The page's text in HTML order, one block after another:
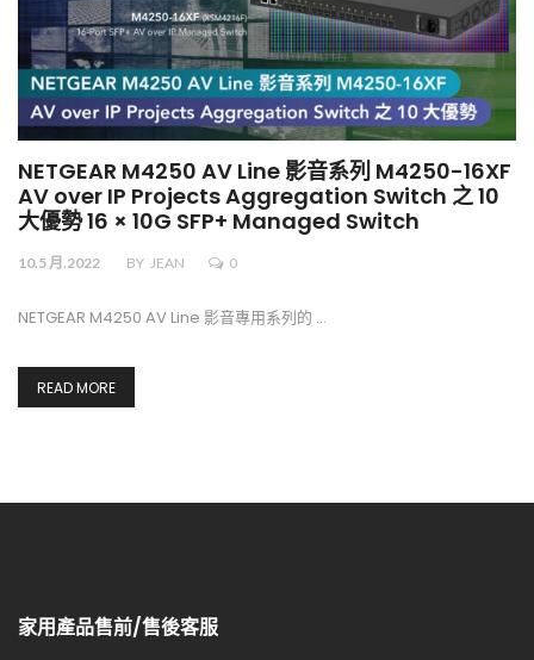
NETGEAR M4250 AV Line 影音系列 M4250-16XF
AV over IP Projects Aggregation Switch 之 10
大優勢 16 × 10G SFP+ Managed Switch
10.5 月.2022 BY JEAN 0
NETGEAR M4250 AV Line 影音專用系列的 …
READ MORE
家用產品售前/售後客服